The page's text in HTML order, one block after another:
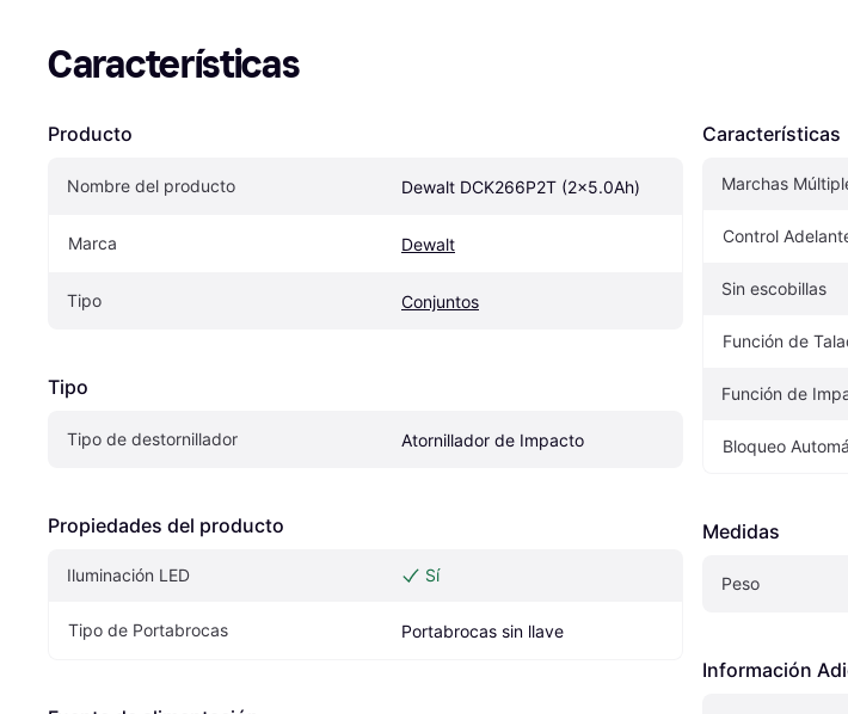
Características
Producto
Nombre del producto Dewalt DCK266P2T (2x5.0Ah)
Marca Dewalt
Tipo Conjuntos
Tipo
Tipo de destornillador Atornillador de Impacto
Propiedades del producto
Iluminación LED Sí
Tipo de Portabrocas Portabrocas sin llave
Características
Marchas
Control
Sin escobillas
Función de
Función de
Bloqueo
Medidas
Peso
Información